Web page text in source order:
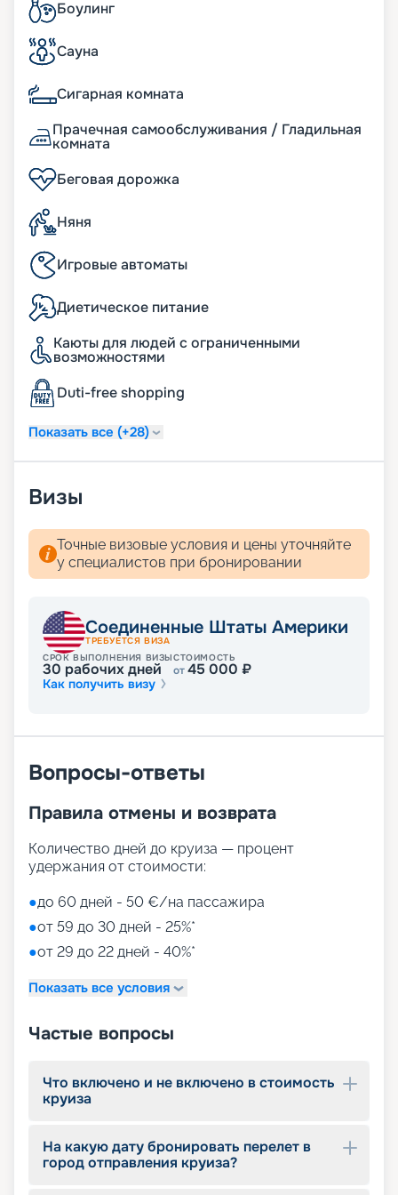
Боулинг
Сауна
Сигарная комната
Прачечная самообслуживания / Гладильная
комната
Беговая дорожка
Няня
Игровые автоматы
Диетическое питание
Каюты для людей с ограниченными
возможностями
Duti-free shopping
Показать все (+28)
Визы
Точные визовые условия и цены уточняйте
у специалистов при бронировании
Соединенные Штаты Америки
ТРЕБУЕТСЯ ВИЗА
СРОК ВЫПОЛНЕНИЯ ВИЗЫ
30 рабочих дней
СТОИМОСТЬ
от45 000 ₽
Как получить визу
Вопросы-ответы
Правила отмены и возврата
Количество дней до круиза — процент
удержания от стоимости:
●до 60 дней - 50 €/на пассажира
●от 59 до 30 дней - 25%*
●от 29 до 22 дней - 40%*
Показать все условия
Частые вопросы
Что включено и не включено в стоимость
круиза
На какую дату бронировать перелет в
город отправления круиза?